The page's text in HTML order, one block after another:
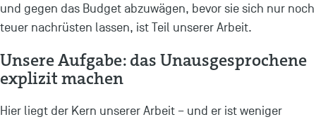
und gegen das Budget abzuwägen, bevor sie sich nur noch
teuer nachrüsten lassen, ist Teil unserer Arbeit.
Unsere Aufgabe: das Unausgesprochene
explizit machen
Hier liegt der Kern unserer Arbeit – und er ist weniger